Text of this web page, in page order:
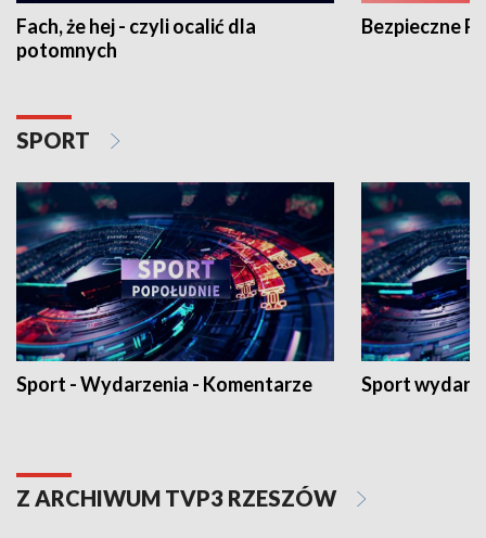
Fach, że hej - czyli ocalić dla
potomnych
Bezpieczne
SPORT
Sport - Wydarzenia - Komentarze Sport
Z ARCHIWUM TVP3 RZESZÓW